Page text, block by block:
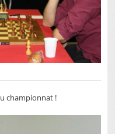
championnat !